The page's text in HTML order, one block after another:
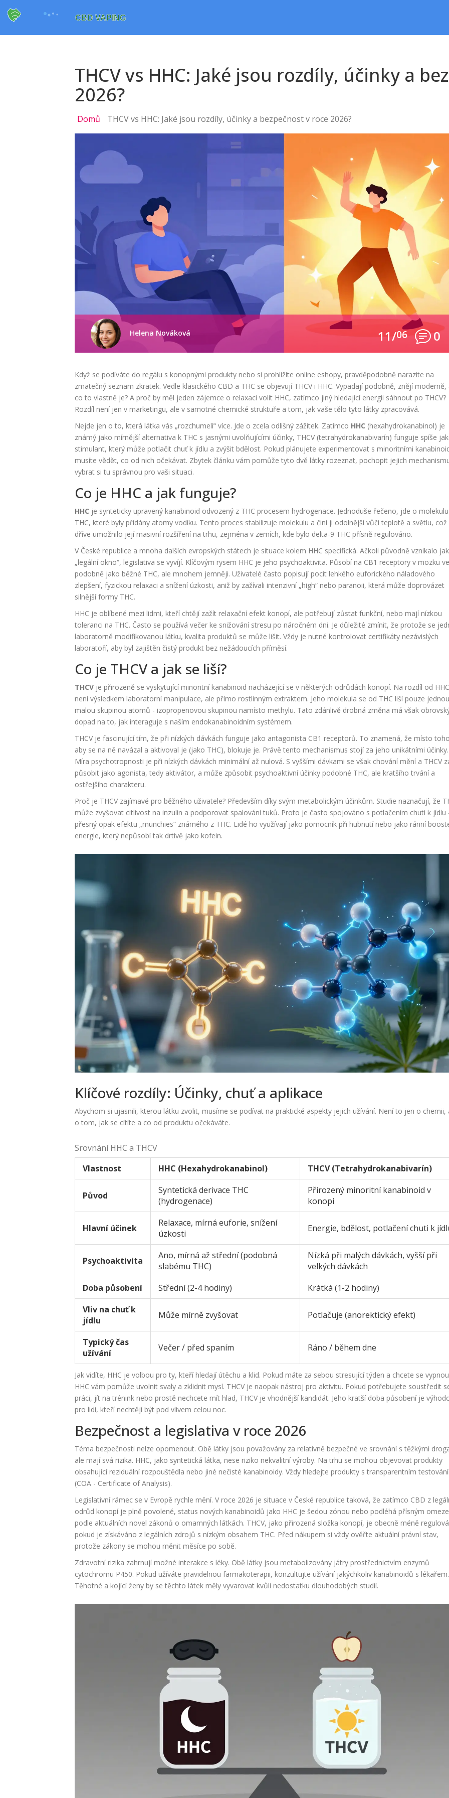
THCV vs HHC: Jaké jsou rozdíly, účinky a
2026?
Domů THCV vs HHC: Jaké jsou rozdíly, účinky a bezpečnost v roce 2026?
Helena Nováková 11/06 0
Když se podíváte do regálu s konopnými produkty nebo si prohlížíte online eshopy, pravděpodobně narazíte na
zmatečný seznam zkratek. Vedle klasického CBD a THC se objevují THCV i HHC. Vypadají podobně, znějí moderně,
co to vlastně je? A proč by měl jeden zájemce o relaxaci volit HHC, zatímco jiný hledající energii sáhnout po THCV?
Rozdíl není jen v marketingu, ale v samotné chemické struktuře a tom, jak vaše tělo tyto látky zpracovává.
Nejde jen o to, která látka vás „rozchumelí“ více. Jde o zcela odlišný zážitek. Zatímco HHC (hexahydrokanabinol) je
známý jako mírnější alternativa k THC s jasnými uvolňujícími účinky, THCV (tetrahydrokanabivarín) funguje spíše
stimulant, který může potlačit chuť k jídlu a zvýšit bdělost. Pokud plánujete experimentovat s minoritními
musíte vědět, co od nich očekávat. Zbytek článku vám pomůže tyto dvě látky rozeznat, pochopit jejich
vybrat si tu správnou pro vaši situaci.
Co je HHC a jak funguje?
HHC je synteticky upravený kanabinoid odvozený z THC procesem hydrogenace. Jednoduše řečeno, jde o molekulu
THC, které byly přidány atomy vodíku. Tento proces stabilizuje molekulu a činí ji odolnější vůči teplotě a světlu, což
dříve umožnilo její masivní rozšíření na trhu, zejména v zemích, kde bylo delta-9 THC přísně regulováno.
V České republice a mnoha dalších evropských státech je situace kolem HHC specifická. Ačkoli původně vznikalo
„legální okno“, legislativa se vyvíjí. Klíčovým rysem HHC je jeho psychoaktivita. Působí na CB1 receptory v mozku
podobně jako běžné THC, ale mnohem jemněji. Uživatelé často popisují pocit lehkého euforického náladového
zlepšení, fyzickou relaxaci a snížení úzkosti, aniž by zažívali intenzivní „high“ nebo paranoii, která může doprovázet
silnější formy THC.
HHC je oblíbené mezi lidmi, kteří chtějí zažít relaxační efekt konopí, ale potřebují zůstat funkční, nebo mají nízkou
toleranci na THC. Často se používá večer ke snižování stresu po náročném dni. Je důležité zmínit, že protože se
laboratorně modifikovanou látku, kvalita produktů se může lišit. Vždy je nutné kontrolovat certifikáty nezávislých
laboratoří, aby byl zajištěn čistý produkt bez nežádoucích příměsí.
Co je THCV a jak se liší?
THCV jepřirozeně se vyskytující minoritní kanabinoid nacházející se v některých odrůdách konopí. Na rozdíl od
není výsledkem laboratorní manipulace, ale přímo rostlinným extraktem. Jeho molekula se od THC liší pouze
malou skupinou atomů - izopropenovou skupinou namísto methylu. Tato zdánlivě drobná změna má však
dopad na to, jak interaguje s naším endokanabinoidním systémem.
THCV je fascinující tím, že při nízkých dávkách funguje jako antagonista CB1 receptorů. To znamená, že místo
aby se na ně navázal a aktivoval je (jako THC), blokuje je. Právě tento mechanismus stojí za jeho unikátními účinky.
Míra psychotropnosti je při nízkých dávkách minimální až nulová. S vyššími dávkami se však chování mění a THCV
působit jako agonista, tedy aktivátor, a může způsobit psychoaktivní účinky podobné THC, ale kratšího trvání a
ostřejšího charakteru.
Proč je THCV zajímavé pro běžného uživatele? Především díky svým metabolickým účinkům. Studie naznačují, že
může zvyšovat citlivost na inzulin a podporovat spalování tuků. Proto je často spojováno s potlačením chuti k jídlu
přesný opak efektu „munchies“ známého z THC. Lidé ho využívají jako pomocník při hubnutí nebo jako ránní
energie, který nepůsobí tak drtivě jako kofein.
Klíčové rozdíly: Účinky, chuť a aplikace
Abychom si ujasnili, kterou látku zvolit, musíme se podívat na praktické aspekty jejich užívání. Není to jen o chemii,
o tom, jak se cítíte a co od produktu očekáváte.
Srovnání HHC a THCV
Vlastnost
HHC (Hexahydrokanabinol) THCV (Tetrahydrokanabivarín)
Původ
Syntetická derivace THC
(hydrogenace)
Přirozený minoritní kanabinoid v
konopi
Hlavní účinek
Relaxace, mírná euforie, snížení
úzkosti
Energie, bdělost, potlačení chuti k
Psychoaktivita
Ano, mírná až střední (podobná
slabému THC)
Nízká při malých dávkách, vyšší při
velkých dávkách
Doba působení
Střední (2-4 hodiny)
Krátká (1-2 hodiny)
Vliv na chuť k
jídlu
Může mírně zvyšovat Potlačuje (anorektický efekt)
Typický čas
užívání
Večer / před spaním Ráno / během dne
Jak vidíte, HHC je volbou pro ty, kteří hledají útěchu a klid. Pokud máte za sebou stresující týden a chcete se
HHC vám pomůže uvolnit svaly a zklidnit mysl. THCV je naopak nástroj pro aktivitu. Pokud potřebujete soustředit
práci, jít na trénink nebo prostě nechcete mít hlad, THCV je vhodnější kandidát. Jeho kratší doba působení je
pro lidi, kteří nechtějí být pod vlivem celou noc.
Bezpečnost a legislativa v roce 2026
Téma bezpečnosti nelze opomenout. Obě látky jsou považovány za relativně bezpečné ve srovnání s těžkými
ale mají svá rizika. HHC, jako syntetická látka, nese riziko nekvalitní výroby. Na trhu se mohou objevovat produkty
obsahující reziduální rozpouštědla nebo jiné nečisté kanabinoidy. Vždy hledejte produkty s transparentním
(COA - Certificate of Analysis).
Legislativní rámec se v Evropě rychle mění. V roce 2026 je situace v České republice taková, že zatímco CBD z
odrůd konopí je plně povolené, status nových kanabinoidů jako HHC je šedou zónou nebo podléhá přísným
podle aktuálních novel zákonů o omamných látkách. THCV, jako přirozená složka konopí, je obecně méně
pokud je získáváno z legálních zdrojů s nízkým obsahem THC. Před nákupem si vždy ověřte aktuální právní stav,
protože zákony se mohou měnit měsíce po sobě.
Zdravotní rizika zahrnují možné interakce s léky. Obě látky jsou metabolizovány játry prostřednictvím enzymů
cytochromu P450. Pokud užíváte pravidelnou farmakoterapii, konzultujte užívání jakýchkoliv kanabinoidů s lékařem.
Těhotné a kojící ženy by se těchto látek měly vyvarovat kvůli nedostatku dlouhodobých studií.